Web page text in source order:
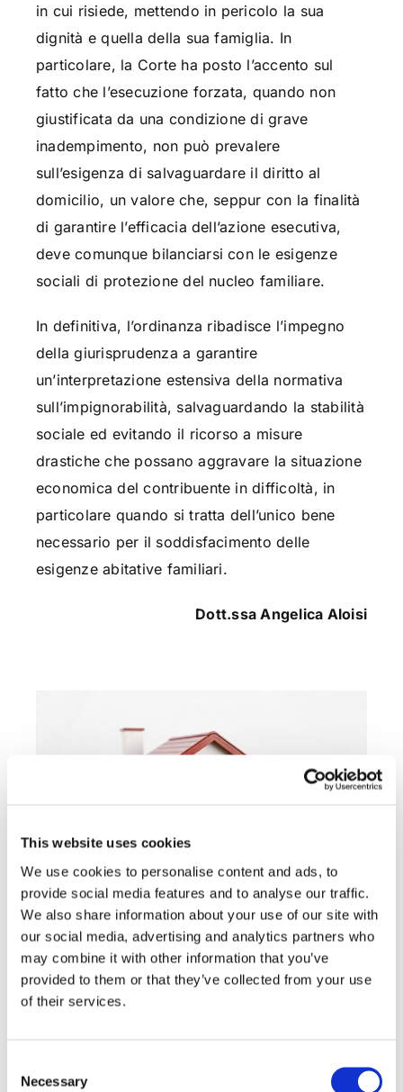
This website uses cookies
We use cookies to personalise content and ads, to
provide social media features and to analyse our traffic.
We also share information about your use of our site with
our social media, advertising and analytics partners who
may combine it with other information that you’ve
provided to them or that they’ve collected from your use
of their services.
Selection
Necessary
in cui risiede, mettendo in pericolo la sua
dignità e quella della sua famiglia. In
particolare, la Corte ha posto l’accento sul
fatto che l’esecuzione forzata, quando non
giustificata da una condizione di grave
inadempimento, non può prevalere
sull’esigenza di salvaguardare il diritto al
domicilio, un valore che, seppur con la finalità
di garantire l’efficacia dell’azione esecutiva,
deve comunque bilanciarsi con le esigenze
sociali di protezione del nucleo familiare.
In definitiva, l’ordinanza ribadisce l’impegno
della giurisprudenza a garantire
un’interpretazione estensiva della normativa
sull’impignorabilità, salvaguardando la stabilità
sociale ed evitando il ricorso a misure
drastiche che possano aggravare la situazione
economica del contribuente in difficoltà, in
particolare quando si tratta dell’unico bene
necessario per il soddisfacimento delle
esigenze abitative familiari.
Dott.ssa Angelica Aloisi
CONDIVIDI SUI SOCIAL